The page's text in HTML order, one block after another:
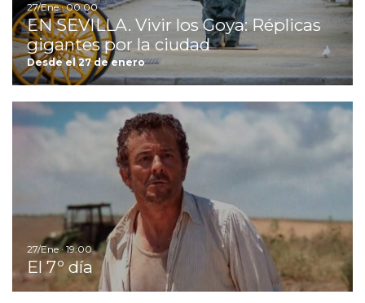
27/Ene · 00:00
EN SEVILLA. Vivir los Goya: Réplicas
gigantes por la ciudad
Desde el 27 de enero
27/Ene · 19:00
El 7º día